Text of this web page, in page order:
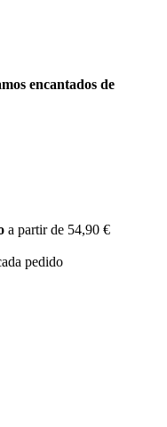
encantados de
a partir de 54,90 €
pedido